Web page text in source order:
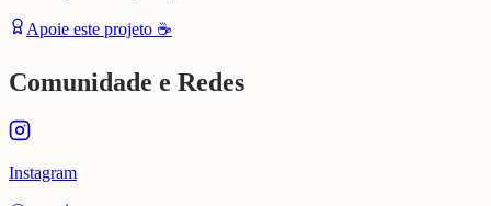
Apoie este projeto ☕
Comunidade e Redes
Instagram